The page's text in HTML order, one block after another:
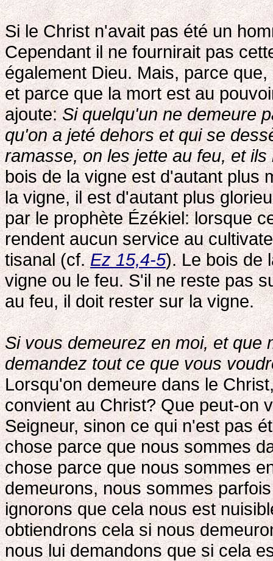
Si le Christ n'avait pas été un
Cependant il ne fournirait pas
également Dieu. Mais, parce
et parce que la mort est au
ajoute:Si quelqu'un ne demeure
qu'on a jeté dehors et qui se
ramasse, on les jette au feu, et ils
bois de la vigne est d'autant plus
la vigne, il est d'autant plus
par le prophète Ézékiel: lorsque
rendent aucun service au
tisanal (cf.Ez 15,4-5). Le bois de
vigne ou le feu. S'il ne reste pas
au feu, il doit rester sur la vigne.
Si vous demeurez en moi, et que
demandez tout ce que vous
Lorsqu'on demeure dans le
convient au Christ? Que peut-on
Seigneur, sinon ce qui n'est pas
chose parce que nous sommes
chose parce que nous sommes
demeurons, nous sommes
ignorons que cela nous est
obtiendrons cela si nous
nous lui demandons que si cela